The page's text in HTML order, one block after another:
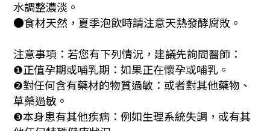
水調整濃淡。
●食材天然，夏季泡飲時請注意天熱發酵腐敗。
注意事項：若您有下列情況，建議先詢問醫師：
❶正值孕期或哺乳期：如果正在懷孕或哺乳。
❷對任何含有藥材的物質過敏：或者對其他藥物、
草藥過敏。
❸本身患有其他疾病：例如生理系統失調，或有其